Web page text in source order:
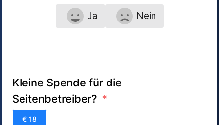
Ja Nein
Kleine Spende für die
Seitenbetreiber?
€ 18